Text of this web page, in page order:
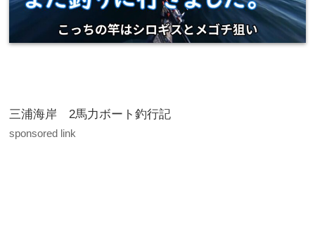
三浦海岸 2馬力ボート釣行記
sponsored link